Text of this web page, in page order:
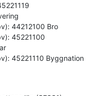
): 44212100 Bro
): 45221100
): 45221110 Byggnation